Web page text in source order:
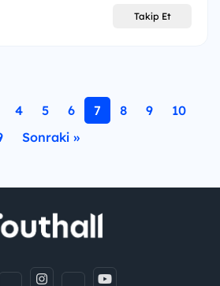
Takip Et
4 5 6 7 8 9
10
Sonraki »